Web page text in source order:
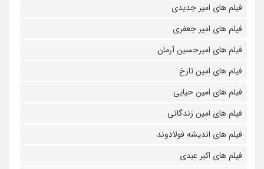
فیلم های امیر جدیدی
فیلم های امیر جعفری
فیلم های امیرحسین آرمان
فیلم های امین تارخ
فیلم های امین حیایی
فیلم های امین زندگانی
فیلم های اندیشه فولادوند
فیلم های اکبر عبدی